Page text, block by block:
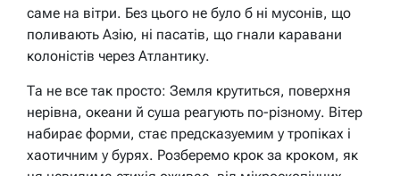
саме на вітри. Без цього не було б ні мусонів, що
поливають Азію, ні пасатів, що гнали каравани
колоністів через Атлантику.
Та не все так просто: Земля крутиться, поверхня
нерівна, океани й суша реагують по-різному. Вітер
набирає форми, стає предсказуемим у тропіках і
хаотичним у бурях. Розберемо крок за кроком, як